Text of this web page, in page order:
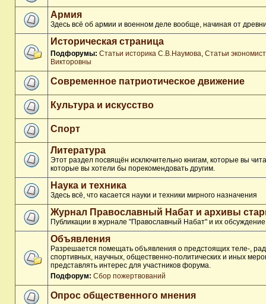
Армия
Здесь всё об армии и военном деле вообще, начиная от
Историческая страница
Подфорумы: Статьи историка С.В.Наумова, Статьи
Викторовны
Современное патриотическое движение
Культура и искусство
Спорт
Литература
Этот раздел посвящён исключительно книгам, которые вы
которые вы хотели бы порекомендовать другим.
Наука и техника
Здесь всё, что касается науки и техники мирного назначения
Журнал Православный Набат и архивы
Публикации в журнале "Православный Набат" и их обсуждение
Объявления
Разрешается помещать объявления о предстоящих теле-,
спортивных, научных, общественно-политических и иных
представлять интерес для участников форума.
Подфорум: Сбор пожертвований
Опрос общественного мнения